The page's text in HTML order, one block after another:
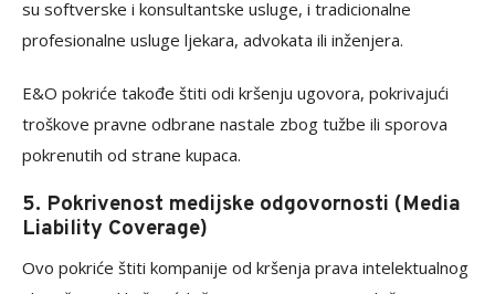
su softverske i konsultantske usluge, i tradicionalne
profesionalne usluge ljekara, advokata ili inženjera.
E&O pokriće takođe štiti odi kršenju ugovora, pokrivajući
troškove pravne odbrane nastale zbog tužbe ili sporova
pokrenutih od strane kupaca.
5. Pokrivenost medijske odgovornosti (Media
Liability Coverage)
Ovo pokriće štiti kompanije od kršenja prava intelektualnog